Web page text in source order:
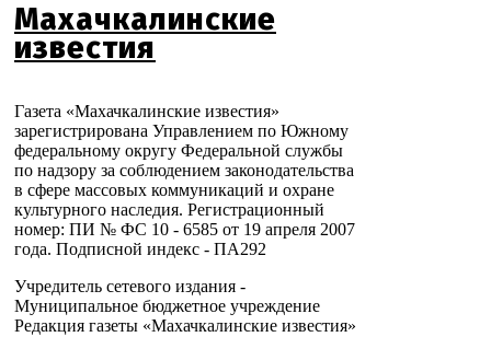
Махачкалинские
известия
Газета «Махачкалинские известия»
зарегистрирована Управлением по Южному
федеральному округу Федеральной службы
по надзору за соблюдением законодательства
в сфере массовых коммуникаций и охране
культурного наследия. Регистрационный
номер: ПИ № ФС 10 - 6585 от 19 апреля 2007
года. Подписной индекс - ПА292
Учредитель сетевого издания -
Муниципальное бюджетное учреждение
Редакция газеты «Махачкалинские известия»